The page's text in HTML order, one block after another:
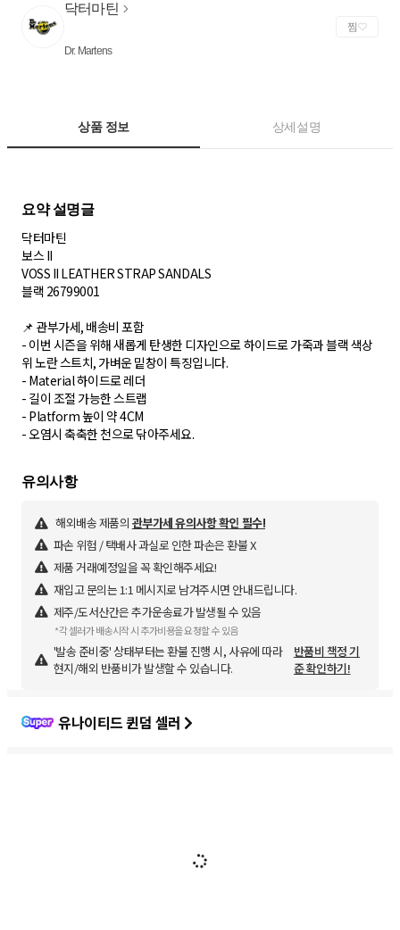
닥터마틴
Dr. Martens
찜
상품 정보 상세설명
요약 설명글
닥터마틴
보스 II
VOSS II LEATHER STRAP SANDALS
블랙 26799001
📌 관부가세, 배송비 포함
- 이번 시즌을 위해 새롭게 탄생한 디자인으로 하이드로 가죽과 블랙 색상
위 노란 스트치, 가벼운 밑창이 특징입니다.
- Material 하이드로 레더
- 길이 조절 가능한 스트랩
- Platform 높이 약 4CM
- 오염시 축축한 천으로 닦아주세요.
유의사항
해외배송 제품의 관부가세 유의사항 확인 필수!
파손 위험 / 택배사 과실로 인한 파손은 환불 X
제품 거래예정일을 꼭 확인해주세요!
재입고 문의는 1:1 메시지로 남겨주시면 안내드립니다.
제주/도서산간은 추가운송료가 발생될 수 있음
*각 셀러가 배송시작 시 추가비용을 요청할 수 있음
'발송 준비중' 상태부터는 환불 진행 시, 사유에 따라
현지/해외 반품비가 발생할 수 있습니다.
반품비 책정 기
준 확인하기!
유나이티드 퀸덤 셀러